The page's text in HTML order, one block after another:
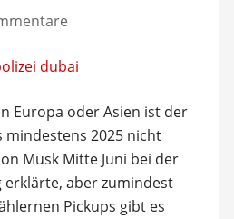
Europa oder Asien ist der
mindestens 2025 nicht
Musk Mitte Juni bei der
aber zumindest
Pickups gibt es